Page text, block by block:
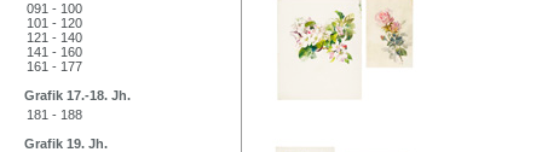
091 - 100
101 - 120
121 - 140
141 - 160
161 - 177
Grafik 17.-18. Jh.
181 - 188
Grafik 19. Jh.